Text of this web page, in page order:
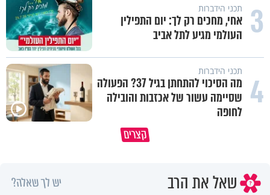
3 תכני הידברות
אחי, מחכים רק לך: יום התפילין
העולמי מגיע לתל אביב
4 תכני הידברות
מה הסיכוי להתחתן בגיל 37? הפעולה
שסיימה עשור של אכזבות והובילה
לחופה
קצרים
נפלאות הבריאה | הפיל - מלך הזיכרון
שאל את הרב יש לך שאלה?